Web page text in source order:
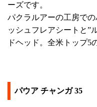
ーズです。
パクラルアーの工房で
ッシュフレアシートと”
ドヘッド。全米トップ5
パウア チャンガ 35